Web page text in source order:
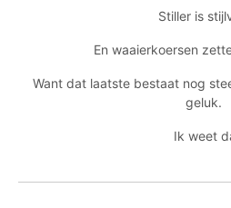
Stiller is
En waaierkoersen
Want dat laatste bestaat nog
geluk.
Ik weet